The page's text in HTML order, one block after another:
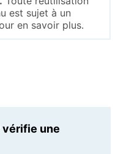
est sujet à un
en savoir plus.
vérifie une